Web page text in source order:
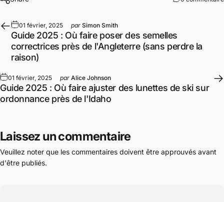
01 février, 2025 par Simon Smith
Guide 2025 : Où faire poser des semelles
correctrices près de l'Angleterre (sans perdre la
raison)
01 février, 2025 par Alice Johnson
Guide 2025 : Où faire ajuster des lunettes de ski sur
ordonnance près de l'Idaho
Laissez un commentaire
Veuillez noter que les commentaires doivent être approuvés avant
d'être publiés.